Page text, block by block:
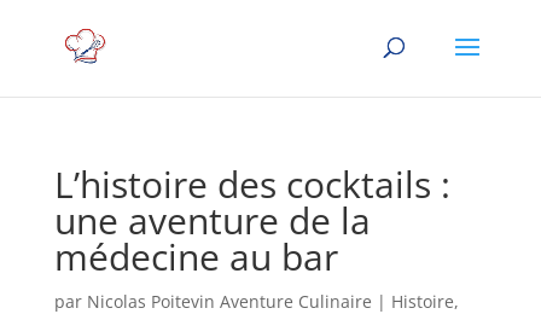
L’histoire des cocktails :
une aventure de la
médecine au bar
par Nicolas Poitevin Aventure Culinaire | Histoire,